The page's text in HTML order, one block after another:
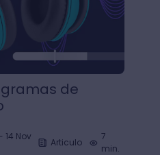
de
- 14 Nov
Articulo
7
min.